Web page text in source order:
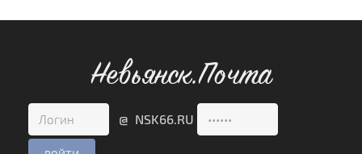
Невьянск.Почта
@ NSK66.RU